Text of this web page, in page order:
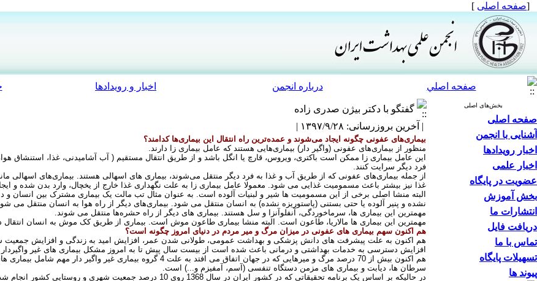
[صفحه اصلی ]
صفحه اصلي درباره انجمن اخبار و رویدادها
بخش‌های اصلی
صفحه اصلی
آشنایی با انجمن
اخبار رویدادها
اخبار علمی
عضویت در پایگاه
بخش آموزش
انتشارات ما
دریافت فایل
تماس با ما
تسهیلات پایگاه
پیوند ها
گفتگو با دکتر بیژن صدری زاده
| آخرین بروزرسانی: ۱۳۹۷/۹/۲۸ |
بیماری‌های عفونی چگونه ایجاد می‌شوند و عمده‌ترین راه انتقال این بیماری‌ها کدامند؟
منظور از بیماری‌های عفونی (واگیر دار) بیماری‌هایی هستند که عامل بیماری زا دارند.
این عامل بیماری زا ممکن است باکتری، ویروس، قارچ یا انگل باشد و از طریق انتقال مستقیم ( آب آشامیدنی، غذا،
فرد دیگر سرایت کنند.
از جمله بیماری‌های عفونی که از طریق آب و غذا به فرد دیگر منتقل می‌شوند، بیماری های اسهالی هستند. بیماری‌های اسهالی
غذا نیز بیشتر باعث مسمومیت غذایی می شود. معمولا عامل بیماری زا به علت نگهداری غذا خارج از یخچال، وارد بدن شده و
البته منشا اصلی برخی از این مسمومیت ها شیر و لبنیات آلوده است. به عنوان مثال تب مالت یک بیماری مشترک بین انسان و
نشده و پنیر آلوده یا حتی بستنی (پاستوریزه نشده) به انسان منتقل می شود. بیماری‌های دیگر از راه هوا به انسان منتقل می
مهمترین این بیماری ها، سرماخوردگی، آنفلوآنزا و سل هستند. بیماری های دیگر از راه حشره‌ها منتقل می شوند.
مهمترین این بیماری ها مالاریا، طاعون است. البته منشا بیماری طاعون موش است. بیماری از طریق کک موش به انسان
هم اکنون سهم بیماری های عفونی در میزان مرگ و میر مردم در دنیای امروز چگونه است؟
افزایش دسترسی به خدمات بهداشتی و درمانی باعث شده است از بیست سال پیش تا به امروز مشکل بیماری های غیر
هم اکنون بیش از 70 درصد مرگ و میرهایی که در جهان اتفاق می افتد به علت 4 گروه
سرطان ها، دیابت و بیماری های مزمن دستگاه تنفسی (آسم، آمفیزم و...) است.